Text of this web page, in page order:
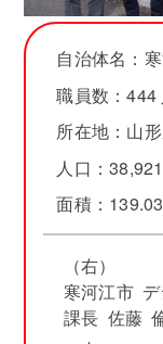
自治体名：
職員数：444
所在地：山
人口：
面積：
（右）
寒河江市
課長 佐藤